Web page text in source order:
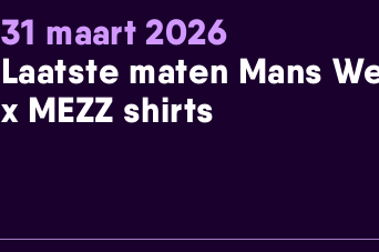
31 maart 2026
Laatste maten Mans
x MEZZ shirts